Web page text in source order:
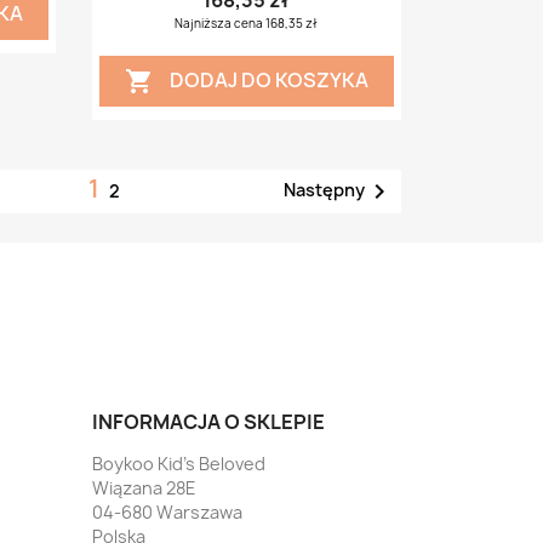
Najniższa cena 168,35 zł
 DODAJ DO KOSZYKA
1 2 Następny
INFORMACJA O SKLEPIE
Boykoo Kid's Beloved
Wiązana 28E
04-680 Warszawa
Polska